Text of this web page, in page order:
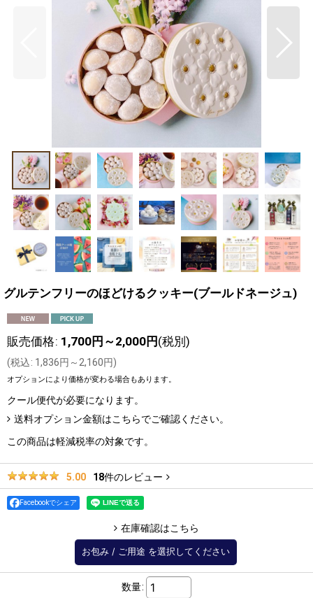
グルテンフリーのほどけるクッキー(ブールドネージュ)
販売価格: 1,700円 ～2,000円 (税別)
(税込: 1,836円 ～2,160円)
オプションにより価格が変わる場合もあります。
クール便代が必要になります。
送料オプション金額はこちらでご確認ください。
この商品は軽減税率の対象です。
5.00 18件のレビュー
Facebookでシェア
在庫確認はこちら
お包み / ご用途 を選択してください
数量: